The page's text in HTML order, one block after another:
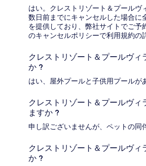
はい。クレストリゾート＆プールヴ
数日前までにキャンセルした場合に
を提供しており、弊社サイトでご予
のキャンセルポリシーで利用規約の
クレストリゾート＆プールヴィ
か ?
はい、屋外プールと子供用プールが
クレストリゾート＆プールヴィ
ますか ?
申し訳ございませんが、ペットの同
クレストリゾート＆プールヴィ
か ?